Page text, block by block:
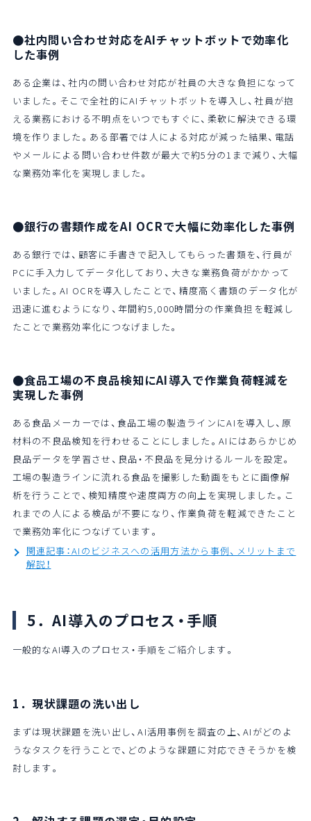
●社内問い合わせ対応をAIチャットボットで効率化
した事例
ある企業は、社内の問い合わせ対応が社員の大きな負担になって
いました。そこで全社的にAIチャットボットを導入し、社員が抱
える業務における不明点をいつでもすぐに、柔軟に解決できる環
境を作りました。ある部署では人による対応が減った結果、電話
やメールによる問い合わせ件数が最大で約5分の1まで減り、大幅
な業務効率化を実現しました。
●銀行の書類作成をAI OCRで大幅に効率化した事例
ある銀行では、顧客に手書きで記入してもらった書類を、行員が
PCに手入力してデータ化しており、大きな業務負荷がかかって
いました。AI OCRを導入したことで、精度高く書類のデータ化が
迅速に進むようになり、年間約5,000時間分の作業負担を軽減し
たことで業務効率化につなげました。
●食品工場の不良品検知にAI導入で作業負荷軽減を
実現した事例
ある食品メーカーでは、食品工場の製造ラインにAIを導入し、原
材料の不良品検知を行わせることにしました。AIにはあらかじめ
良品データを学習させ、良品・不良品を見分けるルールを設定。
工場の製造ラインに流れる食品を撮影した動画をもとに画像解
析を行うことで、検知精度や速度両方の向上を実現しました。こ
れまでの人による検品が不要になり、作業負荷を軽減できたこと
で業務効率化につなげています。
関連記事：AIのビジネスへの活用方法から事例、メリットまで
解説！
5．AI導入のプロセス・手順
一般的なAI導入のプロセス・手順をご紹介します。
1．現状課題の洗い出し
まずは現状課題を洗い出し、AI活用事例を調査の上、AIがどのよ
うなタスクを行うことで、どのような課題に対応できそうかを検
討します。